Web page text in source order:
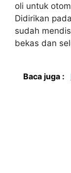
oli untuk
Didirikan
sudah
bekas dan
Baca juga :